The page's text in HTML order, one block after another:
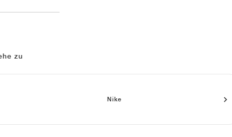
zu
Nike